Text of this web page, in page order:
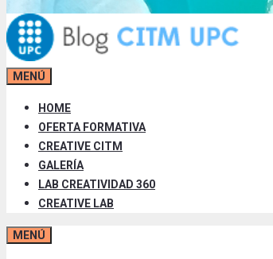
MENÚ
HOME
OFERTA FORMATIVA
CREATIVE CITM
GALERÍA
LAB CREATIVIDAD 360
CREATIVE LAB
MENÚ